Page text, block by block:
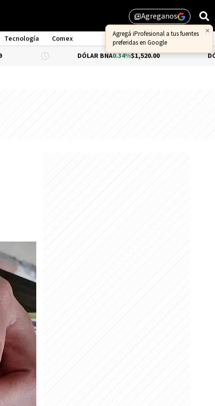
library_addAgreganos
Tecnología
Comex
DÓLAR BNA 0.34%$1,520.00 DÓLAR BLUE